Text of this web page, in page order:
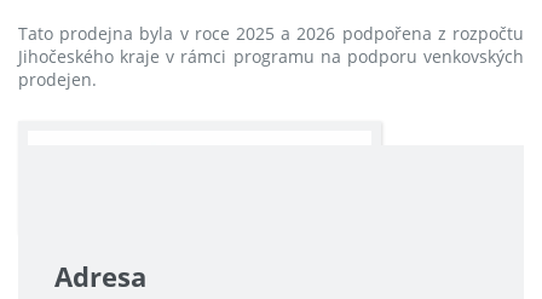
Tato prodejna byla v roce 2025 a 2026 podpořena z rozpočtu
Jihočeského kraje v rámci programu na podporu venkovských
prodejen.
Adresa